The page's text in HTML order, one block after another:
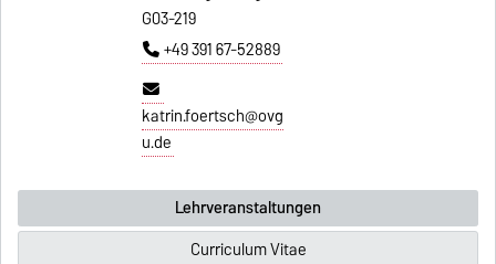
G03-219
+49 391 67-52889
katrin.foertsch@ovg
u.de
Lehrveranstaltungen
Curriculum Vitae